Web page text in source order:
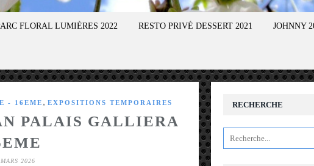
FLORAL LUMIÈRES 2022 RESTO PRIVÉ DESSERT 2021 JOHNNY
- 16EME , EXPOSITIONS TEMPORAIRES
PALAIS GALLIERA
2026
RECHERCHE